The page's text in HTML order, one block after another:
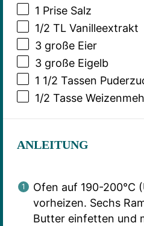
1 Prise Salz
1/2 TL Vanilleextrakt
3große Eier
3große Eigelb
1 1/2 Tassen
1/2 Tasse
ANLEITUNG
Ofen auf 190-200°C
vorheizen. Sechs
Butter einfetten und